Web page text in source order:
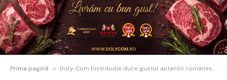
Prima pagină » Doly-Com Distribuție duce gustul autentic românesc la GrillFest 2025 – cel mai mare festival BBQ din Europa